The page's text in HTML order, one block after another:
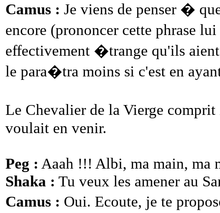
Camus : Je viens de penser �
encore (prononcer cette phrase
effectivement �trange qu'ils
le para�tra moins si c'est en
Le Chevalier de la Vierge
voulait en venir.
Peg : Aaah !!! Albi, ma main, ma
Shaka : Tu veux les amener au
Camus : Oui. Ecoute, je te